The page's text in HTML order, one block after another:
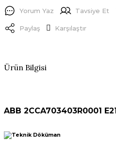
Yorum Yaz Tavsiye Et
Paylaş Karşılaştır
Ürün Bilgisi
ABB 2CCA703403R0001